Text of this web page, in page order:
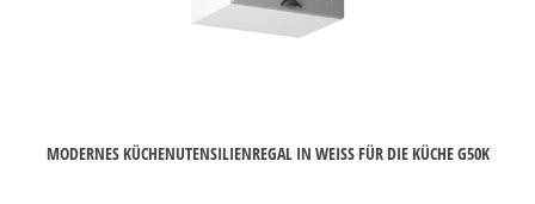
MODERNES KÜCHENUTENSILIENREGAL IN WEISS FÜR DIE KÜCHE G50K